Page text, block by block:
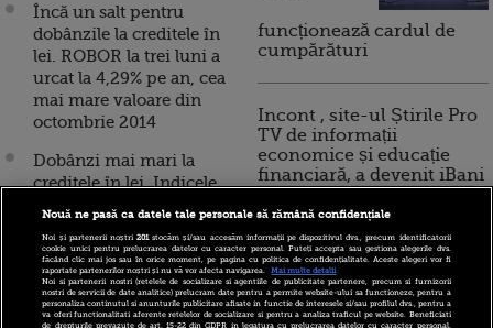
Încă un salt pentru
dobânzile la creditele în
lei. ROBOR la trei luni a
urcat la 4,29% pe an, cea
mai mare valoare din
octombrie 2014
Dobânzi mai mari la
creditele în lei. Indicele
de 2,28%, cel mai ridicat
nivel din ultimii trei ani
şi jumătate
Isărescu: Faptul că se
funcționează cardul de
cumpărături
Incont , site-ul Știrile Pro
TV de informații
economice și educație
financiară, a devenit iBani
10 reguli pentru decizii
financiare inteligente
Nouă ne pasă ca datele tale personale să rămână confidențiale
Noi și partenerii noștri201stocăm și/sau accesăm informații pe dispozitivul dvs., precum identificatorii
cookie unici pentru prelucrarea datelor cu caracter personal. Puteți accepta sau gestiona alegerile dvs.
făcând clic mai jos sau în orice moment, pe pagina cu politica de confidențialitate. Aceste alegeri vor fi
raportate partenerilor noștri și nu vă vor afecta navigarea.
Mai multe detalii
Noi si partenerii nostri (retelele de socializare si agentiile de publicitate partenere, precum si furnizorii
nostri de servicii de date analitice) prelucram date pentru a permite website-ului sa functioneze, pentru a
personaliza continutul si anunturile publicitare afisate in functie de interesele si/sau profilul dvs., pentru a
va oferi functionalitati aferente retelelor de socializare si pentru a analiza traficul pe website. Beneficiati
de drepturile prevazute de art. 15-22 din GDPR in legatura cu prelucrarea datelor cu caracter personal.